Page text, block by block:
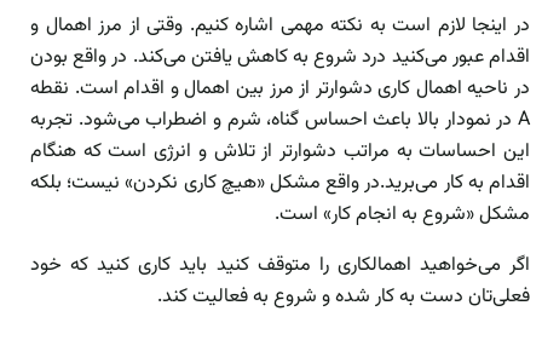
در اینجا لازم است به نکته مهمی اشاره کنیم. وقتی از مرز اهمال و
اقدام عبور می‌کنید درد شروع به کاهش یافتن می‌کند. در واقع بودن
در ناحیه اهمال کاری دشوارتر از مرز بین اهمال و اقدام است. نقطه
A در نمودار بالا باعث احساس گناه، شرم و اضطراب می‌شود. تجربه
این احساسات به مراتب دشوارتر از تلاش و انرژی است که هنگام
اقدام به کار می‌برید.در واقع مشکل «هیچ کاری نکردن» نیست؛ بلکه
مشکل «شروع به انجام کار» است.
اگر می‌خواهید اهمالکاری را متوقف کنید باید کاری کنید که خود
فعلی‌تان دست به کار شده و شروع به فعالیت کند.